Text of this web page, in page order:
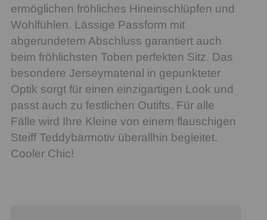
ermöglichen fröhliches Hineinschlüpfen und
Wohlfühlen. Lässige Passform mit
abgerundetem Abschluss garantiert auch
beim fröhlichsten Toben perfekten Sitz. Das
besondere Jerseymaterial in gepunkteter
Optik sorgt für einen einzigartigen Look und
passt auch zu festlichen Outifts. Für alle
Fälle wird Ihre Kleine von einem flauschigen
Steiff Teddybärmotiv überallhin begleitet.
Cooler Chic!